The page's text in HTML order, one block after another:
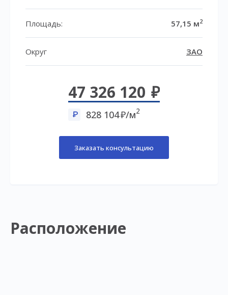
Площадь: 57,15 м2
Округ ЗАО
47 326 120
828 104 /м2
Заказать консультацию
Расположение